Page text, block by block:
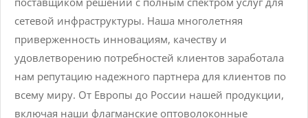
сетевой инфраструктуры. Наша многолетняя
приверженность инновациям, качеству и
удовлетворению потребностей клиентов заработала
нам репутацию надежного партнера для клиентов по
всему миру. От Европы до России нашей продукции,
включая наши флагманские оптоволоконные